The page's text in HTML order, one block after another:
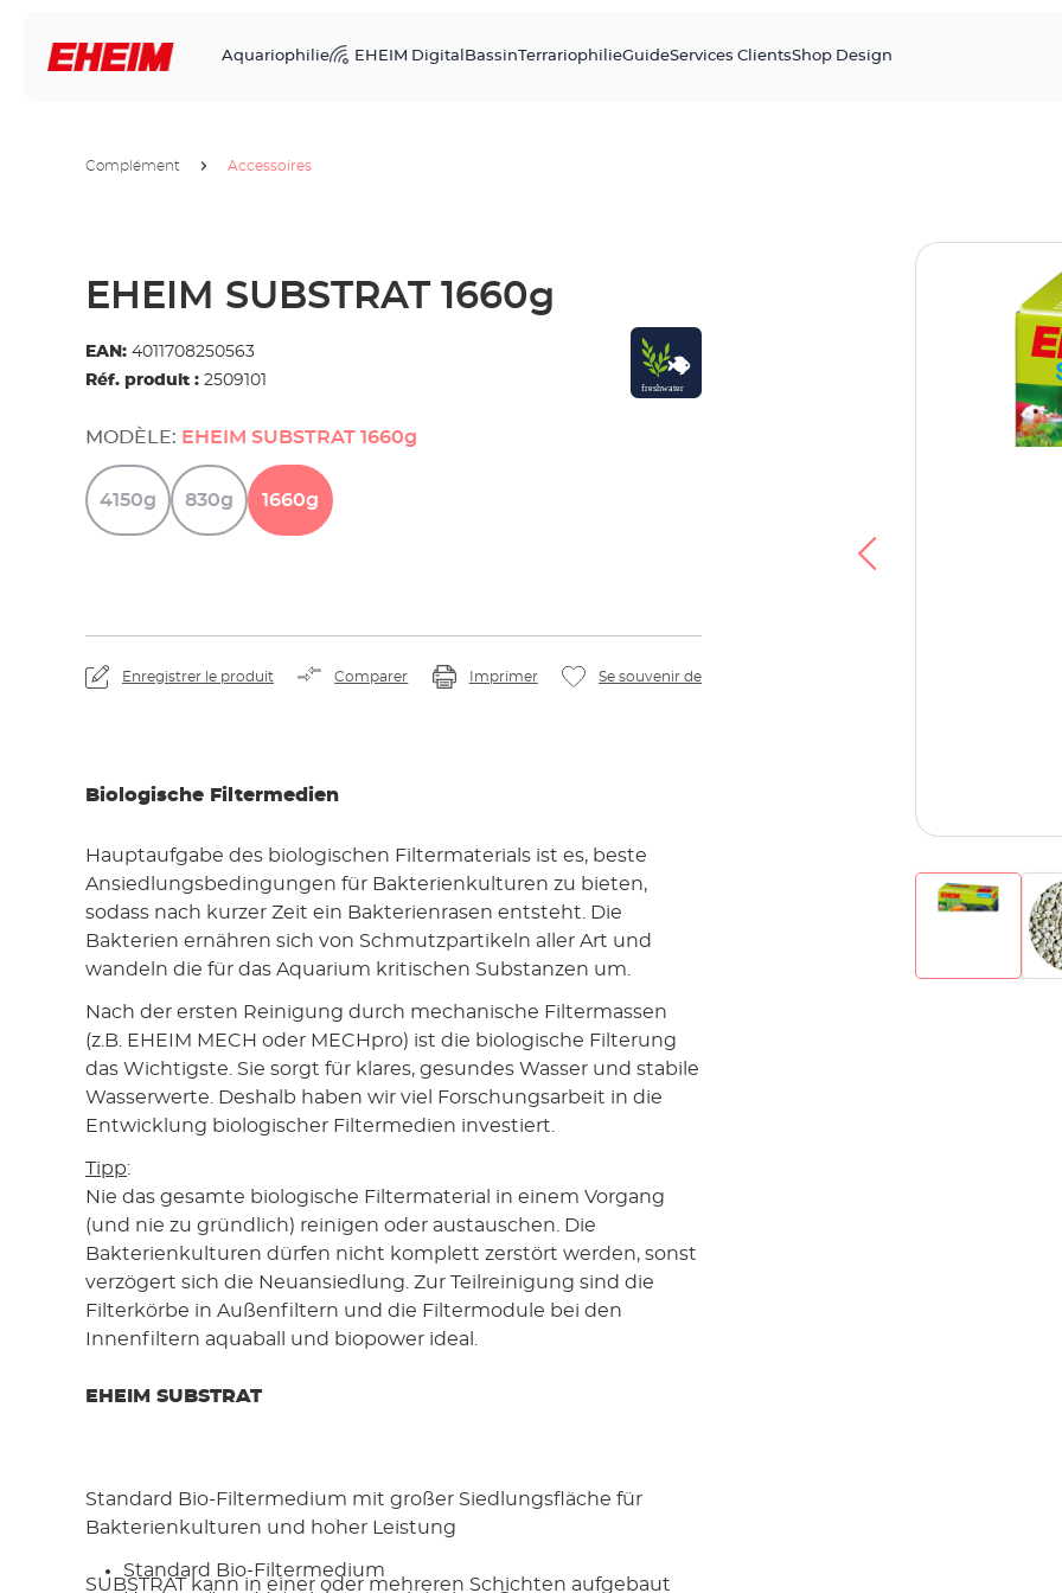
Aquariophilie EHEIM Digital BassinTerrariophilieGuideServices ClientsShop Design
Complément Accessoires
EHEIM SUBSTRAT 1660g
EAN: 4011708250563
Réf. produit : 2509101
MODÈLE: EHEIM SUBSTRAT 1660g
4150g 830g 1660g
Enregistrer le produit Comparer Imprimer Se souvenir de
Biologische Filtermedien
Hauptaufgabe des biologischen Filtermaterials ist es, beste
Ansiedlungsbedingungen für Bakterienkulturen zu bieten,
sodass nach kurzer Zeit ein Bakterienrasen entsteht. Die
Bakterien ernähren sich von Schmutzpartikeln aller Art und
wandeln die für das Aquarium kritischen Substanzen um.
Nach der ersten Reinigung durch mechanische Filtermassen
(z.B. EHEIM MECH oder MECHpro) ist die biologische Filterung
das Wichtigste. Sie sorgt für klares, gesundes Wasser und stabile
Wasserwerte. Deshalb haben wir viel Forschungsarbeit in die
Entwicklung biologischer Filtermedien investiert.
Tipp:
Nie das gesamte biologische Filtermaterial in einem Vorgang
(und nie zu gründlich) reinigen oder austauschen. Die
Bakterienkulturen dürfen nicht komplett zerstört werden, sonst
verzögert sich die Neuansiedlung. Zur Teilreinigung sind die
Filterkörbe in Außenfiltern und die Filtermodule bei den
Innenfiltern aquaball und biopower ideal.
EHEIM SUBSTRAT
Standard Bio-Filtermedium mit großer Siedlungsfläche für
Bakterienkulturen und hoher Leistung
SUBSTRAT kann in einer oder mehreren Schichten aufgebaut
Standard Bio-Filtermedium